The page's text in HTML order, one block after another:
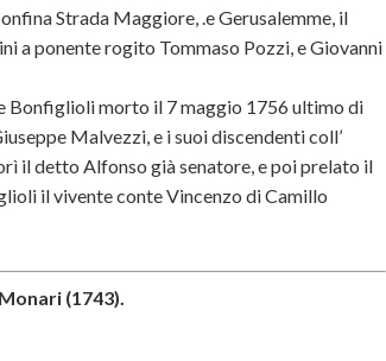
Strada Maggiore, .e Gerusalemme, il
a ponente rogito Tommaso Pozzi, e Giovanni
Bonfiglioli morto il 7 maggio 1756 ultimo di
Malvezzi, e i suoi discendenti coll’
il detto Alfonso già senatore, e poi prelato il
il vivente conte Vincenzo di Camillo
(1743).